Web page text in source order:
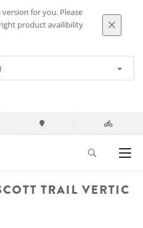
for you. Please
product availibility
TRAIL VERTIC